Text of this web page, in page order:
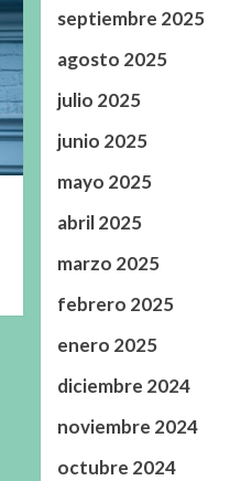
septiembre 2025
agosto 2025
julio 2025
junio 2025
mayo 2025
abril 2025
marzo 2025
febrero 2025
enero 2025
diciembre 2024
noviembre 2024
octubre 2024